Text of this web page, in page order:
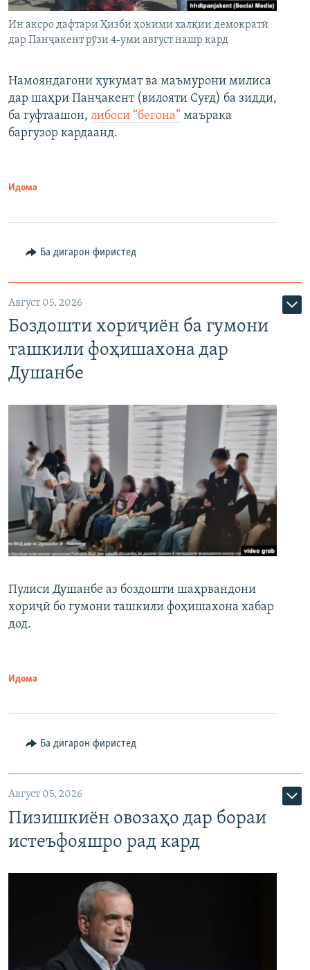
Ин аксро дафтари Ҳизби ҳокими халқии демократӣ
дар Панҷакент рӯзи 4-уми август нашр кард
Намояндагони ҳукумат ва маъмурони милиса
дар шаҳри Панҷакент (вилояти Суғд) ба зидди,
ба гуфтаашон, либоси “бегона” маърака
баргузор кардаанд.
Идома
Ба дигарон фиристед
Август 05, 2026
Боздошти хориҷиён ба гумони
ташкили фоҳишахона дар
Душанбе
Пулиси Душанбе аз боздошти шаҳрвандони
хориҷӣ бо гумони ташкили фоҳишахона хабар
дод.
Идома
Ба дигарон фиристед
Август 05, 2026
Пизишкиён овозаҳо дар бораи
истеъфояшро рад кард